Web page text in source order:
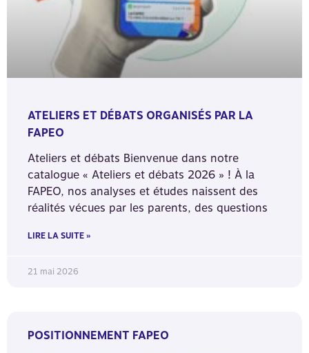
ATELIERS ET DÉBATS ORGANISÉS PAR LA
FAPEO
Ateliers et débats Bienvenue dans notre
catalogue « Ateliers et débats 2026 » ! À la
FAPEO, nos analyses et études naissent des
réalités vécues par les parents, des questions
LIRE LA SUITE »
21 mai 2026
POSITIONNEMENT FAPEO